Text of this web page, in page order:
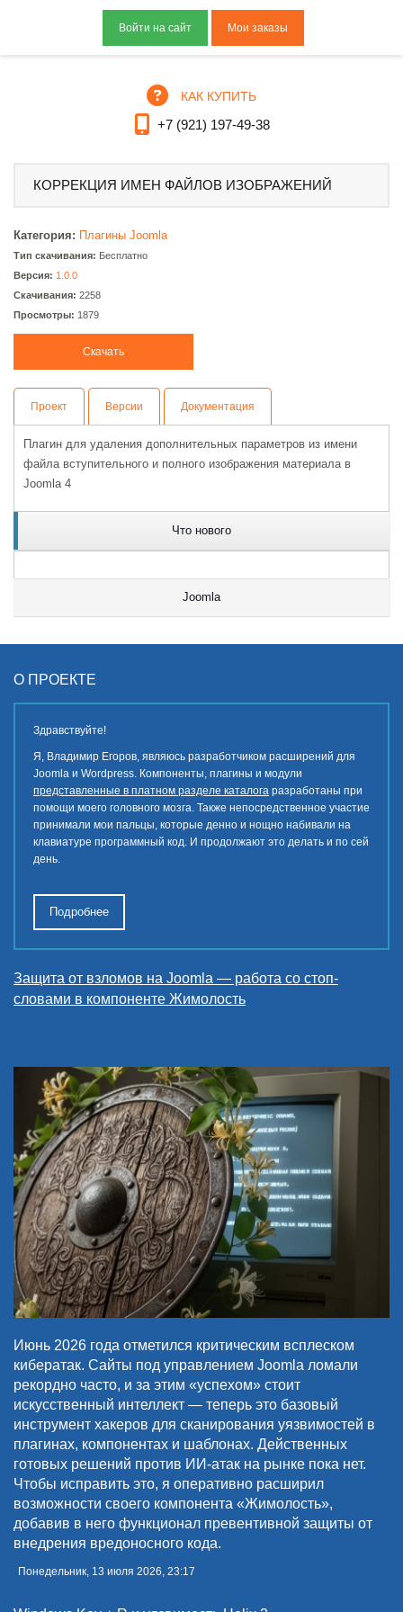
Мои заказы
КАК КУПИТЬ
+7 (921) 197-49-38
КОРРЕКЦИЯ ИМЕН ФАЙЛОВ ИЗОБРАЖЕНИЙ
Категория: Плагины Joomla
Тип скачивания: Бесплатно
Версия: 1.0.0
Скачивания: 2258
Просмотры: 1879
Скачать
Проект Версии Документация
Плагин для удаления дополнительных параметров из имени
файла вступительного и полного изображения материала в
Joomla 4
Что нового
Joomla
О ПРОЕКТЕ
Здравствуйте!
Я, Владимир Егоров, являюсь разработчиком расширений для
Joomla и Wordpress. Компоненты, плагины и модули
представленные в платном разделе каталога разработаны при
помощи моего головного мозга. Также непосредственное участие
принимали мои пальцы, которые денно и нощно набивали на
клавиатуре программный код. И продолжают это делать и по сей
день.
Подробнее
Защита от взломов на Joomla — работа со стоп-
словами в компоненте Жимолость
Июнь 2026 года отметился критическим всплеском
кибератак. Сайты под управлением Joomla ломали
рекордно часто, и за этим «успехом» стоит
искусственный интеллект — теперь это базовый
инструмент хакеров для сканирования уязвимостей в
плагинах, компонентах и шаблонах. Действенных
готовых решений против ИИ-атак на рынке пока нет.
Чтобы исправить это, я оперативно расширил
возможности своего компонента «Жимолость»,
добавив в него функционал превентивной защиты от
внедрения вредоносного кода.
Понедельник, 13 июля 2026, 23:17